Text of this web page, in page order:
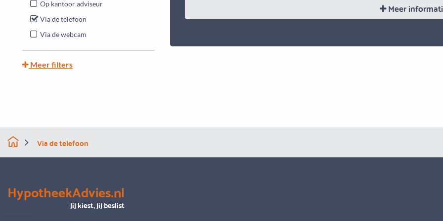
Op kantoor adviseur
Via de telefoon
Via de webcam
Meer filters
Meer
Via de telefoon
HypotheekAdvies.nl
Jij kiest, jij beslist